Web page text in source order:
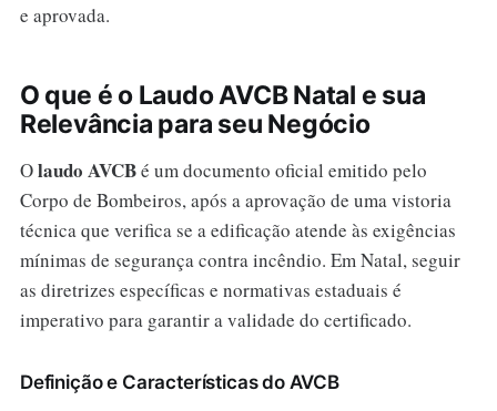
e aprovada.
O que é o Laudo AVCB Natal e sua
Relevância para seu Negócio
Olaudo AVCBé um documento oficial emitido pelo
Corpo de Bombeiros, após a aprovação de uma vistoria
técnica que verifica se a edificação atende às exigências
mínimas de segurança contra incêndio. Em Natal, seguir
as diretrizes específicas e normativas estaduais é
imperativo para garantir a validade do certificado.
Definição e Características do AVCB